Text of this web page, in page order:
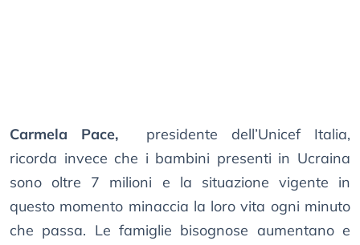
Carmela Pace,
presidente dell’Unicef Italia,
ricorda invece che i bambini presenti in Ucraina
sono oltre 7 milioni e la situazione vigente in
questo momento minaccia la loro vita ogni minuto
che passa. Le famiglie bisognose aumentano e